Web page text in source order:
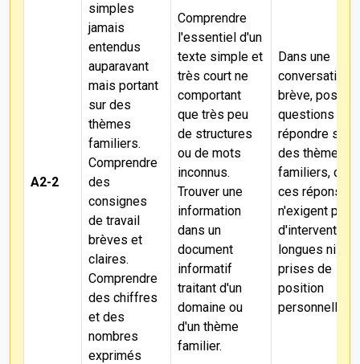
A2-2
simples
jamais
entendus
auparavant
mais portant
sur des
thèmes
familiers.
Comprendre
des
consignes
de travail
brèves et
claires.
Comprendre
des chiffres
et des
nombres
exprimés
Comprendre
l'essentiel d'un
texte simple et
très court ne
comportant
que très peu
de structures
ou de mots
inconnus.
Trouver une
information
dans un
document
informatif
traitant d'un
domaine ou
d'un thème
familier.
Dans une
conversation
brève, poser
questions et
répondre sur
des thèmes
familiers,
ces réponses
n'exigent pas
d'interventions
longues ni de
prises de
position
personnelles.